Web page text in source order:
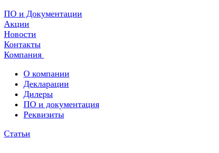
ПО и Документации
Акции
Новости
Контакты
Компания
О компании
Декларации
Дилеры
ПО и документация
Реквизиты
Статьи